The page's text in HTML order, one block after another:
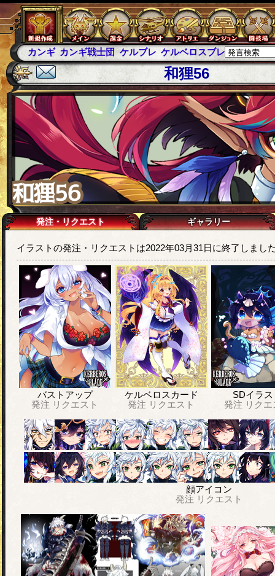
カンギ カンギ戦士団 ケルブレ ケルベロスブレイド スパ
和狸56
発注・リクエスト ギャラリー
イラストの発注・リクエストは2022年03月31日に終了しまし
バストアップ
発注 リクエスト
ケルベロスカード
発注 リクエスト
SDイラス
発注 リク
顔アイコン
発注 リクエスト